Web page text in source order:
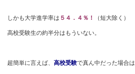
しかも大学進学率は ５４．４％！ （短大除く）
高校受験生の約半分はもういない。
超簡単に言えば、 高校受験で真ん中だった場合は